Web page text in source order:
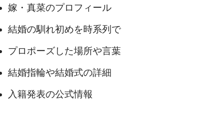
嫁・真菜のプロフィール
結婚の馴れ初めを時系列で
プロポーズした場所や言葉
結婚指輪や結婚式の詳細
入籍発表の公式情報